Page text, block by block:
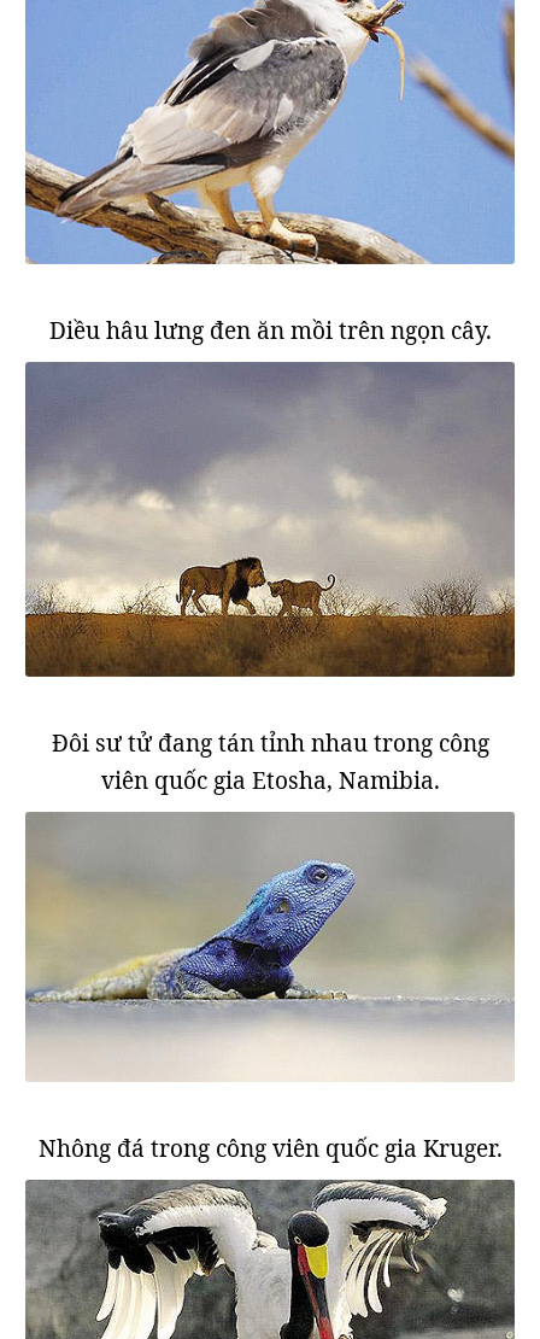
Diều hâu lưng đen ăn mồi trên ngọn cây.
Đôi sư tử đang tán tỉnh nhau trong công
viên quốc gia Etosha, Namibia.
Nhông đá trong công viên quốc gia Kruger.